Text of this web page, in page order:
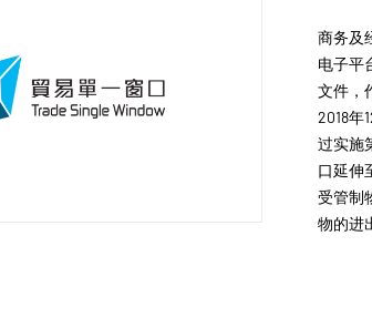
商务及
电子平
文件，
2018年
过实施
口延伸
受管制
物的进